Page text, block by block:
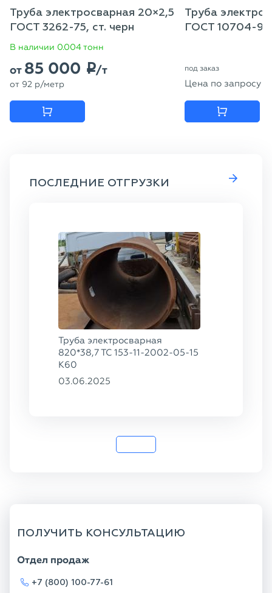
Труба электросварная 20×2,5
ГОСТ 3262-75, ст. черн
В наличии 0.004 тонн
от 85 000 p/т
от 92 p/метр
Труба
ГОСТ 10704-91
под заказ
Цена по запросу
ПОСЛЕДНИЕ ОТГРУЗКИ
Труба электросварная
820*38,7 ТС 153-11-2002-05-15
К60
03.06.2025
ПОЛУЧИТЬ КОНСУЛЬТАЦИЮ
Отдел продаж
+7 (800) 100-77-61